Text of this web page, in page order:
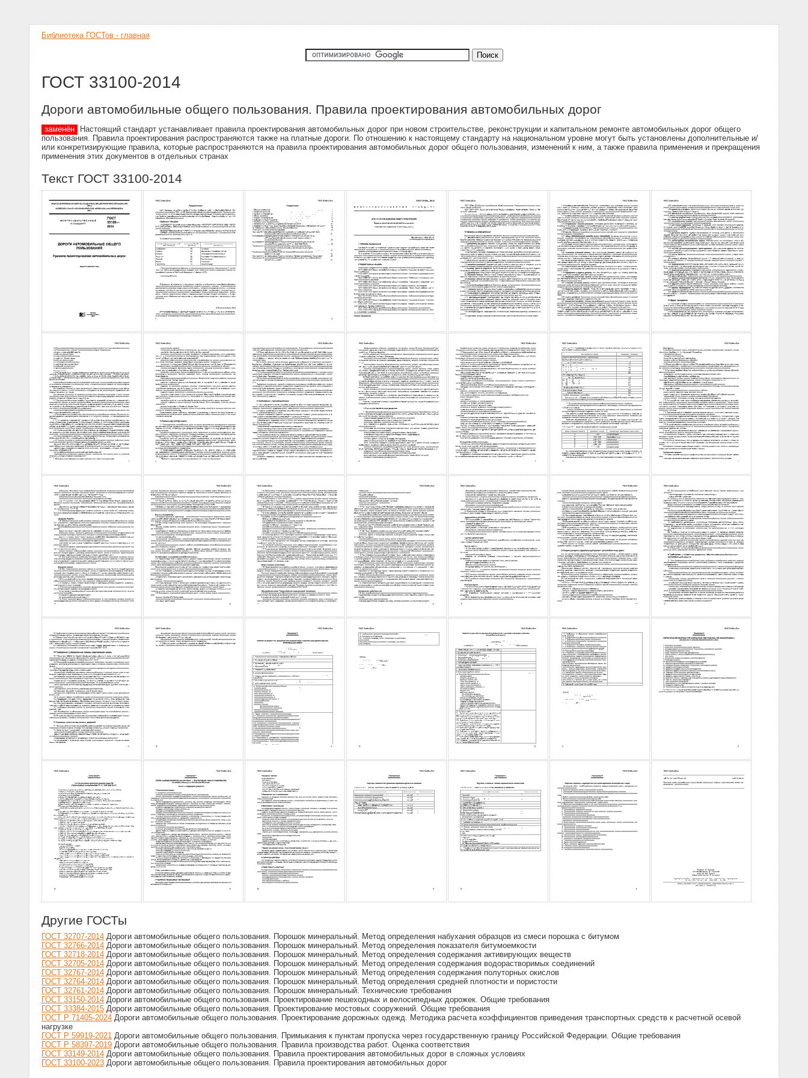
Библиотека ГОСТов - главная
ГОСТ 33100-2014
Дороги автомобильные общего пользования. Правила проектирования автомобильных дорог
заменён
Настоящий стандарт устанавливает правила проектирования автомобильных дорог при новом строительстве, реконструкции и капитальном ремонте автомобильных дорог общего
пользования. Правила проектирования распространяются также на платные дороги. По отношению к настоящему стандарту на национальном уровне могут быть установлены дополнительные и/
или конкретизирующие правила, которые распространяются на правила проектирования автомобильных дорог общего пользования, изменений к ним, а также правила применения и прекращения
применения этих документов в отдельных странах
Текст ГОСТ 33100-2014
Другие ГОСТы
ГОСТ 32707-2014 Дороги автомобильные общего пользования. Порошок минеральный. Метод определения набухания образцов из смеси порошка с битумом
ГОСТ 32766-2014 Дороги автомобильные общего пользования. Порошок минеральный. Метод определения показателя битумоемкости
ГОСТ 32718-2014 Дороги автомобильные общего пользования. Порошок минеральный. Метод определения содержания активирующих веществ
ГОСТ 32705-2014 Дороги автомобильные общего пользования. Порошок минеральный. Метод определения содержания водорастворимых соединений
ГОСТ 32767-2014 Дороги автомобильные общего пользования. Порошок минеральный. Метод определения содержания полуторных окислов
ГОСТ 32764-2014 Дороги автомобильные общего пользования. Порошок минеральный. Метод определения средней плотности и пористости
ГОСТ 32761-2014 Дороги автомобильные общего пользования. Порошок минеральный. Технические требования
ГОСТ 33150-2014 Дороги автомобильные общего пользования. Проектирование пешеходных и велосипедных дорожек. Общие требования
ГОСТ 33384-2015 Дороги автомобильные общего пользования. Проектирование мостовых сооружений. Общие требования
ГОСТ Р 71405-2024 Дороги автомобильные общего пользования. Проектирование дорожных одежд. Методика расчета коэффициентов приведения транспортных средств к расчетной осевой
нагрузке
ГОСТ Р 59919-2021 Дороги автомобильные общего пользования. Примыкания к пунктам пропуска через государственную границу Российской Федерации. Общие требования
ГОСТ Р 58397-2019 Дороги автомобильные общего пользования. Правила производства работ. Оценка соответствия
ГОСТ 33149-2014 Дороги автомобильные общего пользования. Правила проектирования автомобильных дорог в сложных условиях
ГОСТ 33100-2023 Дороги автомобильные общего пользования. Правила проектирования автомобильных дорог